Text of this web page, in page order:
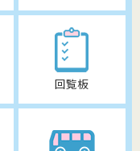
回覧板